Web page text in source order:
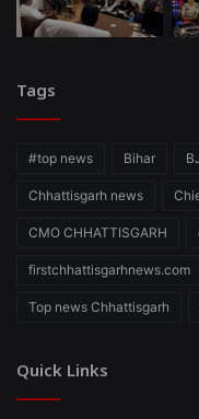
Tags
#top news Bihar
Chhattisgarh news
CMO CHHATTISGARH
firstchhattisgarhnews.com
Top news Chhattisgarh
Quick Links